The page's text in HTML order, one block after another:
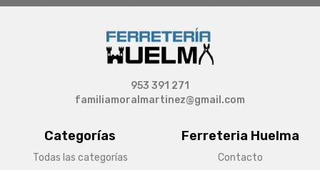
Categorías
Todas las categorías
Ferreteria Huelma
Contacto
953 391 271
familiamoralmartinez@gmail.com